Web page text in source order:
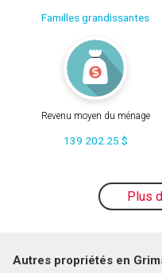
Familles grandissantes
Revenu moyen du ménage
139 202.25 $
Plus
Autres propriétés en